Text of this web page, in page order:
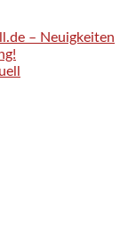
– Neuigkeiten